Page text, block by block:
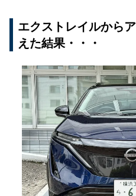
エクストレイルから
えた結果・・・